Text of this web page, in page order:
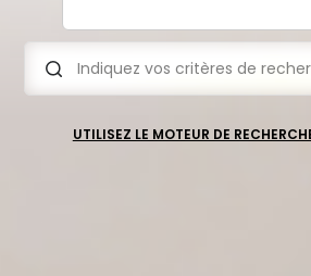
UTILISEZ LE MOTEUR DE